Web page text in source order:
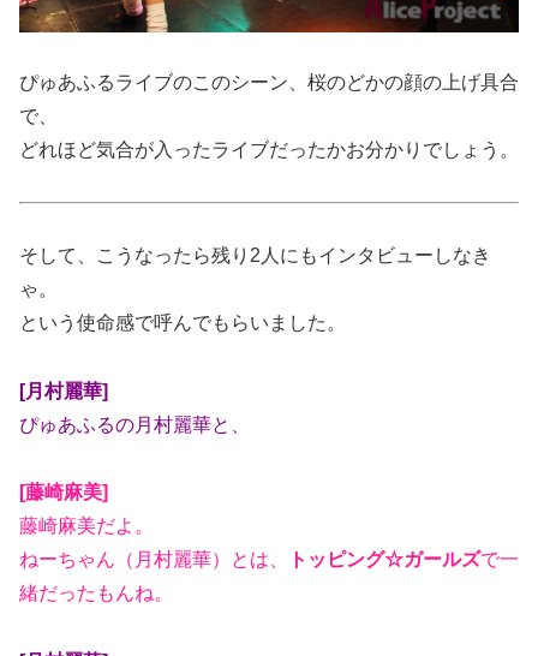
ぴゅあふるライブのこのシーン、桜のどかの顔の上げ具合
で、
どれほど気合が入ったライブだったかお分かりでしょう。
そして、こうなったら残り2人にもインタビューしなき
ゃ。
という使命感で呼んでもらいました。
[月村麗華]
ぴゅあふるの月村麗華と、
[藤崎麻美]
藤崎麻美だよ。
ねーちゃん（月村麗華）とは、
トッピング☆ガールズで一
緒だったもんね。